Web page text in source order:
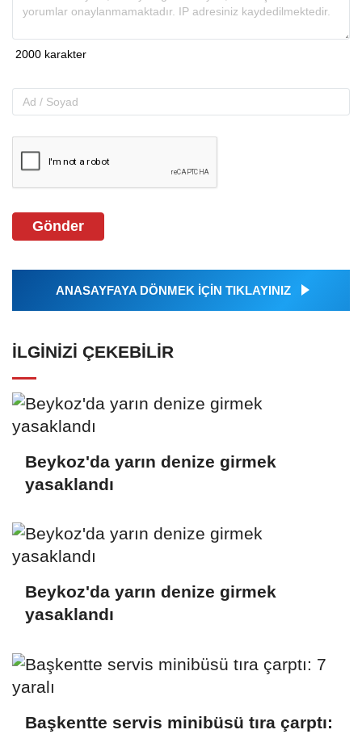
Gönder
ANASAYFAYA DÖNMEK İÇİN TIKLAYINIZ
İLGINIZI ÇEKEBILIR
Beykoz'da yarın denize girmek
yasaklandı
Beykoz'da yarın denize girmek
yasaklandı
Başkentte servis minibüsü tıra çarptı: